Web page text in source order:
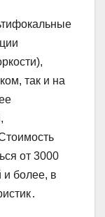
так и на
от 3000
и более, в